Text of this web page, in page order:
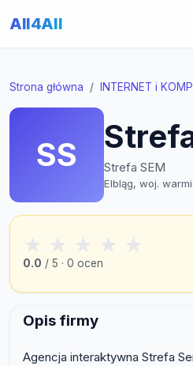
All4All
Strona główna INTERNET i
SS Strefa SEM
Elbląg, woj.
★ ★ ★ ★ ★
0.0 / 5 · 0 ocen
Opis firmy
Agencja interaktywna Strefa